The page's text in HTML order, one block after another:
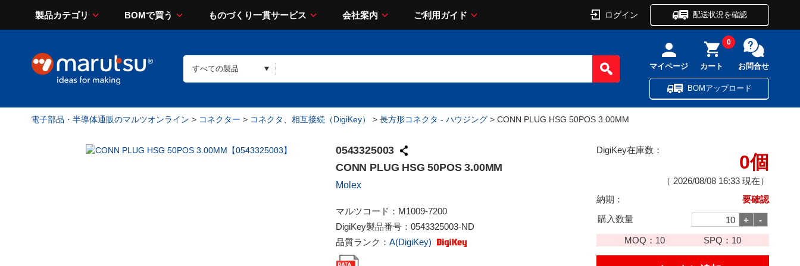
製品カテゴリ BOMで買う ものづくり一貫サービス 会社案内 ご利用ガイド ログイン 配送状況を確認
マイページ カート
0
お問合せ
BOMアップロード
電子部品・半導体通販のマルツオンライン > コネクター > コネクタ、相互接続（DigiKey） > 長方形コネクタ - ハウジング > CONN PLUG HSG 50POS 3.00MM
0543325003
CONN PLUG HSG 50POS 3.00MM
Molex
マルツコード： M1009-7200
DigiKey製品番号： 0543325003-ND
品質ランク： A(DigiKey)
DigiKey在庫数：
0個
（ 2026/08/08 16:33 現在）
納期：
要確認
購入数量
MOQ： 10 SPQ： 10